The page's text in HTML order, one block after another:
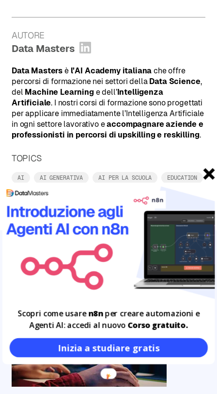
AUTORE
:Data Masters
Data Masters è l’AI Academy italiana che offre
percorsi di formazione nei settori della Data Science,
del Machine Learninge dell’Intelligenza
Artificiale. I nostri corsi di formazione sono progettati
per applicare immediatamente l’Intelligenza Artificiale
in ogni settore lavorativo eaccompagnare aziende e
professionisti in percorsi di upskilling e reskilling.
TOPICS
AI AI GENERATIVA AI PER LA SCUOLA EDUCATION
OPENAI
ARTICOLI CORRELATI
13
LUG
Leggi tutto
Scopri come usaren8nper creare automazioni e
Agenti AI: accedi al nuovo Corso gratuito.
Inizia a studiare gratis